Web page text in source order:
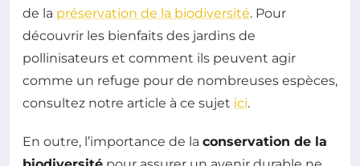
de la préservation de la biodiversité. Pour
découvrir les bienfaits des jardins de
pollinisateurs et comment ils peuvent agir
comme un refuge pour de nombreuses espèces,
consultez notre article à ce sujet ici.
En outre, l’importance de la conservation de la